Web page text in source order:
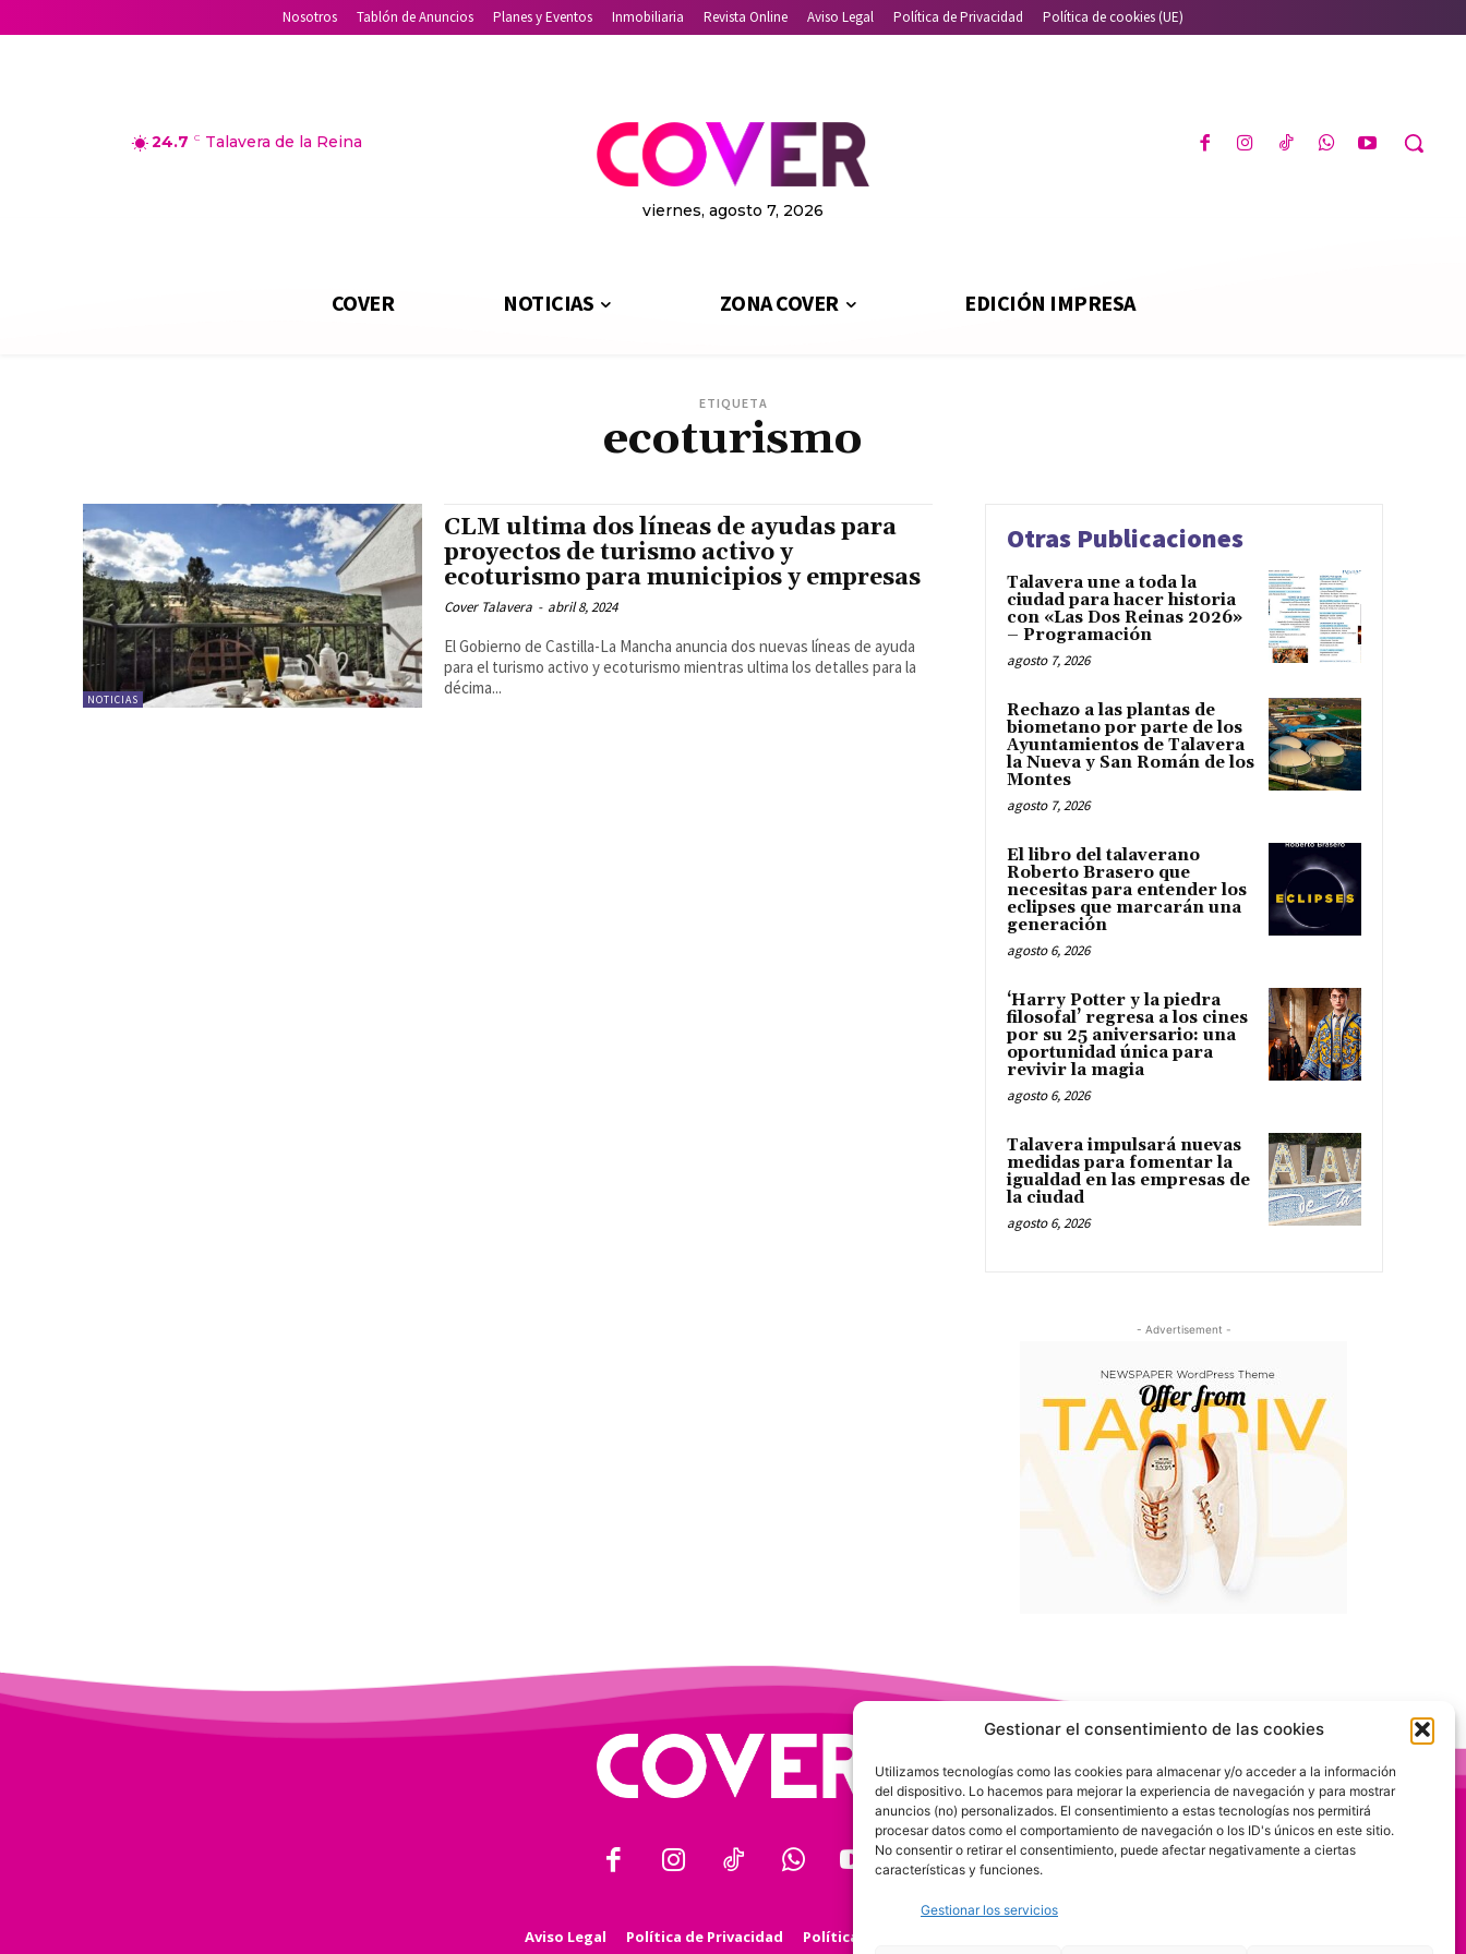
Gestionar el consentimiento de las cookies
Utilizamos tecnologías como las cookies para almacenar y/o acceder a la información
del dispositivo. Lo hacemos para mejorar la experiencia de navegación y para mostrar
anuncios (no) personalizados. El consentimiento a estas tecnologías nos permitirá
procesar datos como el comportamiento de navegación o los ID's únicos en este sitio.
No consentir o retirar el consentimiento, puede afectar negativamente a ciertas
características y funciones.
Gestionar los servicios
Nosotros Tablón de Anuncios Planes y Eventos Inmobiliaria Revista Online Aviso Legal Política de Privacidad Política de cookies (UE)
24.7 C Talavera de la Reina
viernes, agosto 7, 2026
COVER NOTICIAS ZONA COVER EDICIÓN IMPRESA
ETIQUETA
ecoturismo
NOTICIAS
CLM ultima dos líneas de ayudas para
proyectos de turismo activo y
ecoturismo para municipios y empresas
Cover Talavera - abril 8, 2024
El Gobierno de Castilla-La Mancha anuncia dos nuevas líneas de ayuda
para el turismo activo y ecoturismo mientras ultima los detalles para la
décima...
Otras Publicaciones
Talavera une a toda la
ciudad para hacer historia
con «Las Dos Reinas 2026»
– Programación
agosto 7, 2026
Rechazo a las plantas de
biometano por parte de los
Ayuntamientos de Talavera
la Nueva y San Román de los
Montes
agosto 7, 2026
El libro del talaverano
Roberto Brasero que
necesitas para entender los
eclipses que marcarán una
generación
agosto 6, 2026
‘Harry Potter y la piedra
filosofal’ regresa a los cines
por su 25 aniversario: una
oportunidad única para
revivir la magia
agosto 6, 2026
Talavera impulsará nuevas
medidas para fomentar la
igualdad en las empresas de
la ciudad
agosto 6, 2026
- Advertisement -
Aviso Legal Política de Privacidad Política de Cookies